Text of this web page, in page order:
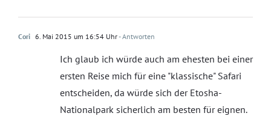
Cori 6. Mai 2015 um 16:54 Uhr- Antworten
Ich glaub ich würde auch am ehesten bei einer
ersten Reise mich für eine "klassische" Safari
entscheiden, da würde sich der Etosha-
Nationalpark sicherlich am besten für eignen.